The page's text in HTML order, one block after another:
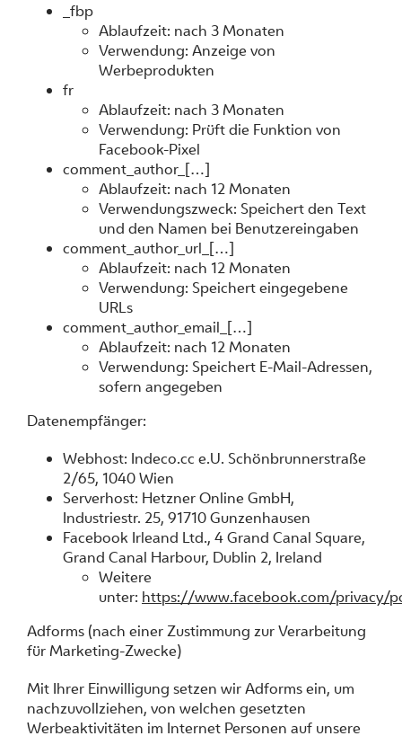
_fbp
Ablaufzeit: nach 3 Monaten
Verwendung: Anzeige von
Werbeprodukten
fr
Ablaufzeit: nach 3 Monaten
Verwendung: Prüft die Funktion von
Facebook-Pixel
comment_author_[…]
Ablaufzeit: nach 12 Monaten
Verwendungszweck: Speichert den Text
und den Namen bei Benutzereingaben
comment_author_url_[…]
Ablaufzeit: nach 12 Monaten
Verwendung: Speichert eingegebene
URLs
comment_author_email_[…]
Ablaufzeit: nach 12 Monaten
Verwendung: Speichert E-Mail-Adressen,
sofern angegeben
Datenempfänger:
Webhost: Indeco.cc e.U. Schönbrunnerstraße
2/65, 1040 Wien
Serverhost: Hetzner Online GmbH,
Industriestr. 25, 91710 Gunzenhausen
Facebook Irleand Ltd., 4 Grand Canal Square,
Grand Canal Harbour, Dublin 2, Ireland
Weitere
unter: https://www.facebook.com/privacy/
Adforms (nach einer Zustimmung zur Verarbeitung
für Marketing-Zwecke)
Mit Ihrer Einwilligung setzen wir Adforms ein, um
nachzuvollziehen, von welchen gesetzten
Werbeaktivitäten im Internet Personen auf unsere